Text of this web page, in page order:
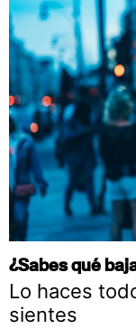
¿Sabes qué
Lo haces
sientes